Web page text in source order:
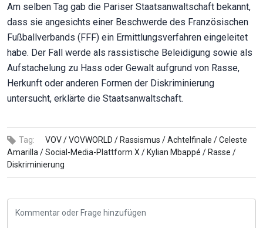
Am selben Tag gab die Pariser Staatsanwaltschaft bekannt,
dass sie angesichts einer Beschwerde des Französischen
Fußballverbands (FFF) ein Ermittlungsverfahren eingeleitet
habe. Der Fall werde als rassistische Beleidigung sowie als
Aufstachelung zu Hass oder Gewalt aufgrund von Rasse,
Herkunft oder anderen Formen der Diskriminierung
untersucht, erklärte die Staatsanwaltschaft.
Tag: VOV /VOVWORLD / Rassismus /Achtelfinale /Celeste
Amarilla /Social-Media-Plattform X / Kylian Mbappé / Rasse /
Diskriminierung